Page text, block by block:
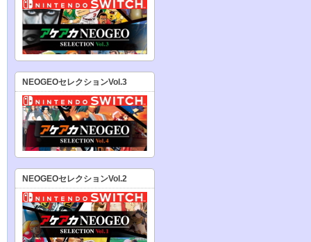
NEOGEOセレクションVol.3
NEOGEOセレクションVol.2